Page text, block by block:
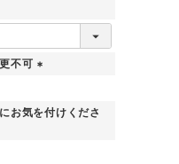
不可
須
お気を付けくださ